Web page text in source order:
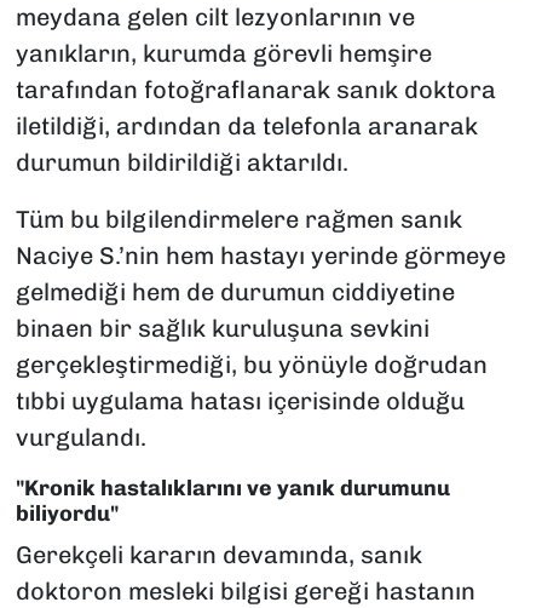
meydana gelen cilt lezyonlarının ve
yanıkların, kurumda görevli hemşire
tarafından fotoğraflanarak sanık doktora
iletildiği, ardından da telefonla aranarak
durumun bildirildiği aktarıldı.
Tüm bu bilgilendirmelere rağmen sanık
Naciye S.’nin hem hastayı yerinde görmeye
gelmediği hem de durumun ciddiyetine
binaen bir sağlık kuruluşuna sevkini
gerçekleştirmediği, bu yönüyle doğrudan
tıbbi uygulama hatası içerisinde olduğu
vurgulandı.
"Kronik hastalıklarını ve yanık durumunu
biliyordu"
Gerekçeli kararın devamında, sanık
doktoron mesleki bilgisi gereği hastanın